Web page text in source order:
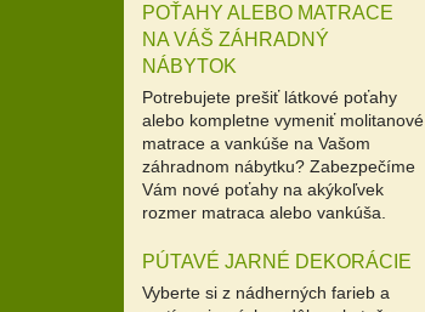
POŤAHY ALEBO MATRACE
NA VÁŠ ZÁHRADNÝ
NÁBYTOK
Potrebujete prešiť látkové poťahy
alebo kompletne vymeniť molitanové
matrace a vankúše na Vašom
záhradnom nábytku? Zabezpečíme
Vám nové poťahy na akýkoľvek
rozmer matraca alebo vankúša.
PÚTAVÉ JARNÉ DEKORÁCIE
Vyberte si z nádherných farieb a